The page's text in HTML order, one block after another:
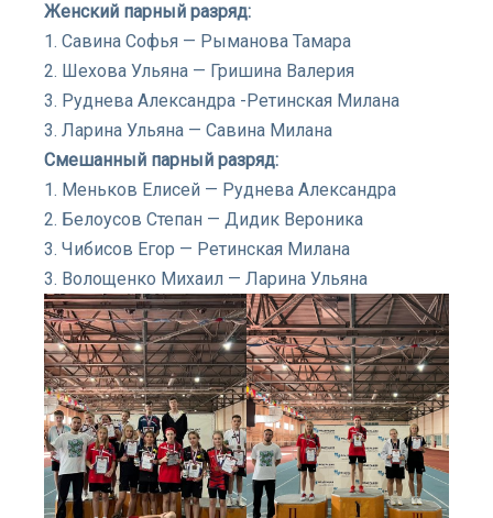
Женский парный разряд:
1. Савина Софья — Рыманова Тамара
2. Шехова Ульяна — Гришина Валерия
3. Руднева Александра -Ретинская Милана
3. Ларина Ульяна — Савина Милана
Смешанный парный разряд:
1. Меньков Елисей — Руднева Александра
2. Белоусов Степан — Дидик Вероника
3. Чибисов Егор — Ретинская Милана
3. Волощенко Михаил — Ларина Ульяна